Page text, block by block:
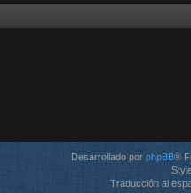
Desarrollado por phpBB®
Traducción al